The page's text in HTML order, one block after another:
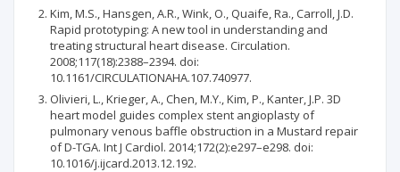
Kim, M.S., Hansgen, A.R., Wink, O., Quaife, Ra., Carroll, J.D.
Rapid prototyping: A new tool in understanding and
treating structural heart disease. Circulation.
2008;117(18):2388–2394. doi:
10.1161/CIRCULATIONAHA.107.740977.
Olivieri, L., Krieger, A., Chen, M.Y., Kim, P., Kanter, J.P. 3D
heart model guides complex stent angioplasty of
pulmonary venous baffle obstruction in a Mustard repair
of D-TGA. Int J Cardiol. 2014;172(2):e297–e298. doi:
10.1016/j.ijcard.2013.12.192.